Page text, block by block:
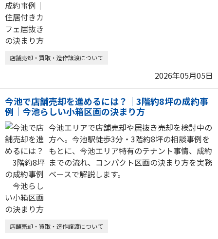
店舗売却・買取・造作譲渡について
2026年05月05日
今池で店舗売却を進めるには？｜3階約8坪の成約事
例｜今池らしい小箱区画の決まり方
今池エリアで店舗売却や居抜き売却を検討中の
方へ。今池駅徒歩3分・3階約8坪の相談事例を
もとに、今池エリア特有のテナント事情、成約
までの流れ、コンパクト区画の決まり方を実務
ベースで解説します。
店舗売却・買取・造作譲渡について